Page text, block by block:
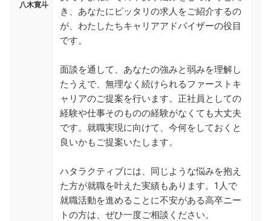
八木寛斗
き、あなたにピッタリの求人をご紹介するの
が、わたしたちキャリアアドバイザーの役目
です。
面談を通して、あなたの強みと弱みを理解し
たうえで、無理なく続けられるファーストキ
ャリアのご提案を行います。正社員としての
経験や仕事そのものの経験がなくても大丈夫
です。就職実現に向けて、今何をしておくと
良いかもご提案いたします。
ハタラクティブには、同じような悩みを抱え
た方が就職を叶えた実績もあります。1人で
就職活動を進めることに不安がある高卒ニー
トの方は、ぜひ一度ご相談ください。